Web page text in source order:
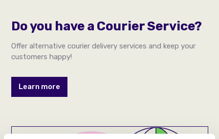
Do you have a Courier Service?
Offer alternative courier delivery services and keep your
customers happy!
Learn more